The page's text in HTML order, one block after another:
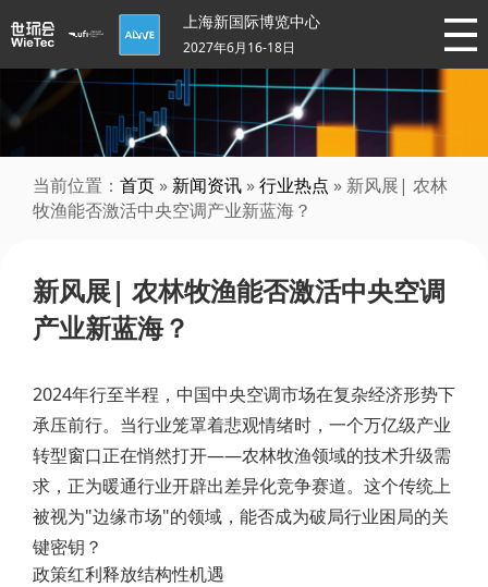
上海新国际博览中心
2027年6月16-18日
当前位置： 首页 » 新闻资讯 »行业热点 » 新风展| 农林
牧渔能否激活中央空调产业新蓝海？
新风展| 农林牧渔能否激活中央空调
产业新蓝海？
2024年行至半程，中国中央空调市场在复杂经济形势下
承压前行。当行业笼罩着悲观情绪时，一个万亿级产业
转型窗口正在悄然打开——农林牧渔领域的技术升级需
求，正为暖通行业开辟出差异化竞争赛道。这个传统上
被视为"边缘市场"的领域，能否成为破局行业困局的关
键密钥？
政策红利释放结构性机遇